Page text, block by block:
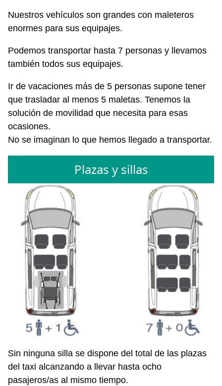
Nuestros vehículos son grandes con maleteros
enormes para sus equipajes.
Podemos transportar hasta 7 personas y llevamos
también todos sus equipajes.
Ir de vacaciones más de 5 personas supone tener
que trasladar al menos 5 maletas. Tenemos la
solución de movilidad que necesita para esas
ocasiones.
No se imaginan lo que hemos llegado a transportar.
Plazas y sillas
Sin ninguna silla se dispone del total de las plazas
del taxi alcanzando a llevar hasta ocho
pasajeros/as al mismo tiempo.